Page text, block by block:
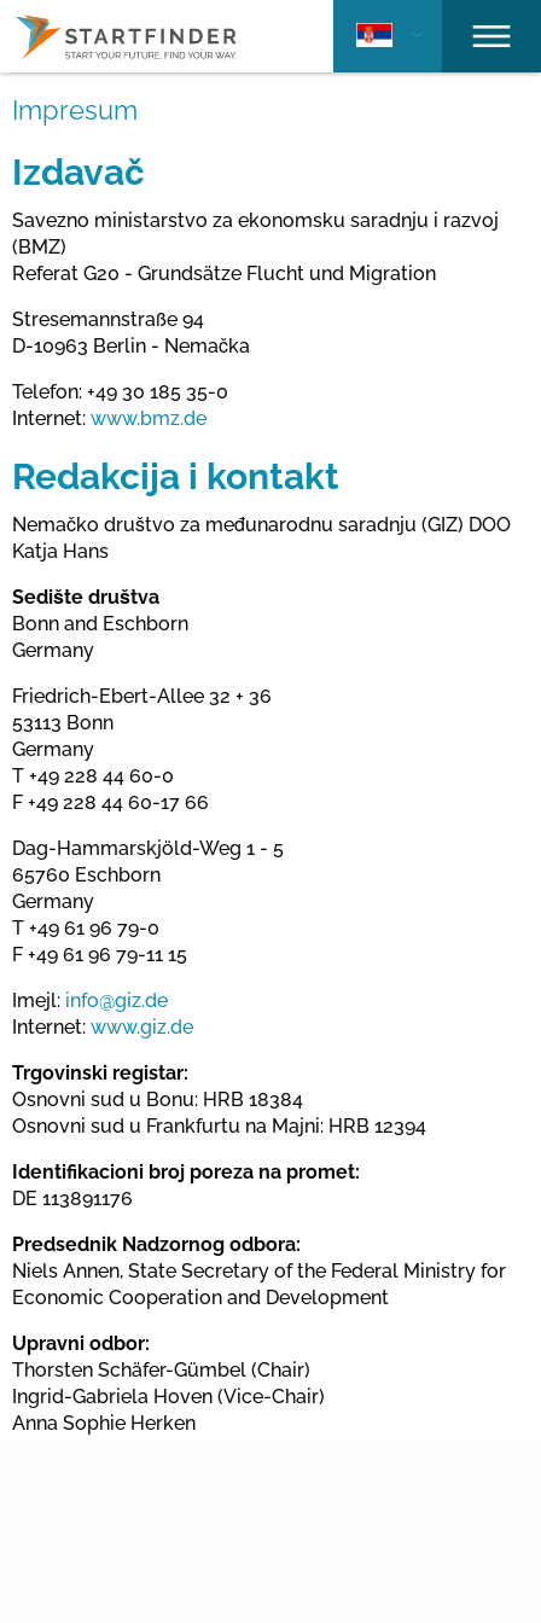
Impresum
Izdavač
Savezno ministarstvo za ekonomsku saradnju i razvoj
(BMZ)
Referat G20 - Grundsätze Flucht und Migration
Stresemannstraße 94
D-10963 Berlin - Nemačka
Telefon: +49 30 185 35-0
Internet: www.bmz.de
Redakcija i kontakt
Nemačko društvo za međunarodnu saradnju (GIZ) DOO
Katja Hans
Sedište društva
Bonn and Eschborn
Germany
Friedrich-Ebert-Allee 32 + 36
53113 Bonn
Germany
T +49 228 44 60-0
F +49 228 44 60-17 66
Dag-Hammarskjöld-Weg 1 - 5
65760 Eschborn
Germany
T +49 61 96 79-0
F +49 61 96 79-11 15
Imejl: info@giz.de
Internet: www.giz.de
Trgovinski registar:
Osnovni sud u Bonu: HRB 18384
Osnovni sud u Frankfurtu na Majni: HRB 12394
Identifikacioni broj poreza na promet:
DE 113891176
Predsednik Nadzornog odbora:
Niels Annen, State Secretary of the Federal Ministry for
Economic Cooperation and Development
Upravni odbor:
Thorsten Schäfer-Gümbel (Chair)
Ingrid-Gabriela Hoven (Vice-Chair)
Anna Sophie Herken